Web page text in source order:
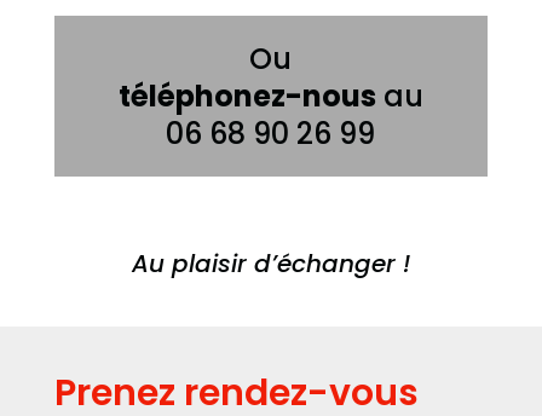
Ou
téléphonez-nous au
06 68 90 26 99
Au plaisir d’échanger !
Prenez rendez-vous